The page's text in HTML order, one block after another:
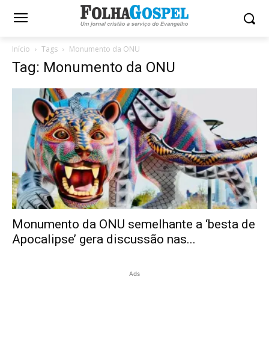
Início Tags Monumento da ONU
Tag: Monumento da ONU
Monumento da ONU semelhante a ‘besta de
Apocalipse’ gera discussão nas...
Ads